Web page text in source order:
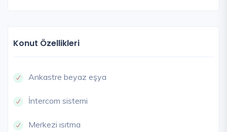
Konut Özellikleri
Ankastre beyaz eşya
İntercom sistemi
Merkezi ısıtma